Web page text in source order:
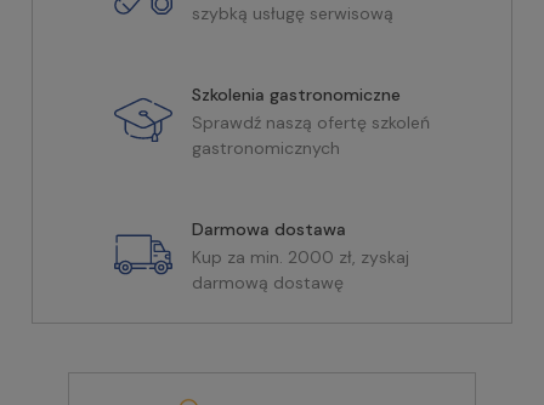
szybką usługę serwisową
Szkolenia gastronomiczne
Sprawdź naszą ofertę szkoleń
gastronomicznych
Darmowa dostawa
Kup za min. 2000 zł, zyskaj
darmową dostawę